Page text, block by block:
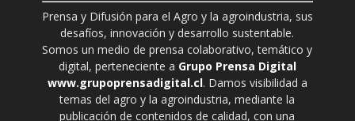
Prensa y Difusión para el Agro y la agroindustria, sus
desafíos, innovación y desarrollo sustentable.
Somos un medio de prensa colaborativo, temático y
digital, perteneciente a Grupo Prensa Digital
www.grupoprensadigital.cl. Damos visibilidad a
temas del agro y la agroindustria, mediante la
publicación de contenidos de calidad, con una